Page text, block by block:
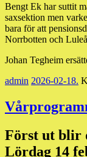
Bengt Ek har suttit
saxsektion men
bara för att
Norrbotten och
Johan Tegheim
admin 2026-02-18.
Först ut blir
Lördag 14